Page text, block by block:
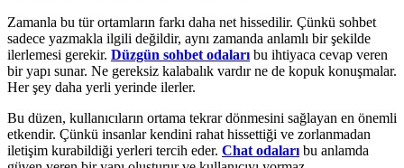
Zamanla bu tür ortamların farkı daha net hissedilir. Çünkü sohbet
sadece yazmakla ilgili değildir, aynı zamanda anlamlı bir şekilde
ilerlemesi gerekir. Düzgün sohbet odaları bu ihtiyaca cevap veren
bir yapı sunar. Ne gereksiz kalabalık vardır ne de kopuk konuşmalar.
Her şey daha yerli yerinde ilerler.
Bu düzen, kullanıcıların ortama tekrar dönmesini sağlayan en önemli
etkendir. Çünkü insanlar kendini rahat hissettiği ve zorlanmadan
iletişim kurabildiği yerleri tercih eder. Chat odaları bu anlamda